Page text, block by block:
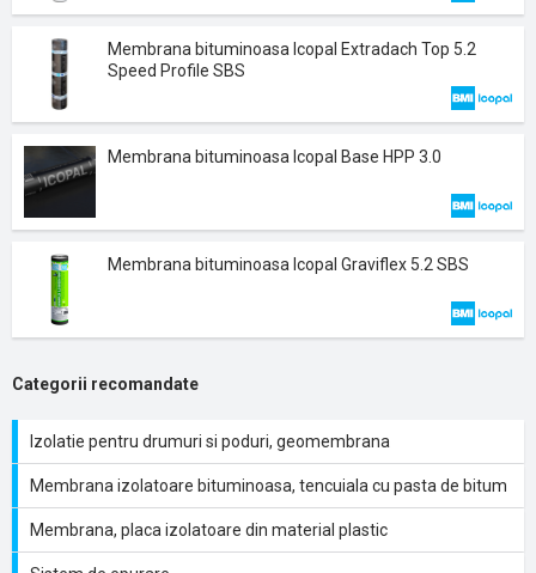
Membrana bituminoasa Icopal Extradach Top 5.2
Speed Profile SBS
Membrana bituminoasa Icopal Base HPP 3.0
Membrana bituminoasa Icopal Graviflex 5.2 SBS
Categorii recomandate
Izolatie pentru drumuri si poduri, geomembrana
Membrana izolatoare bituminoasa, tencuiala cu pasta de bitum
Membrana, placa izolatoare din material plastic